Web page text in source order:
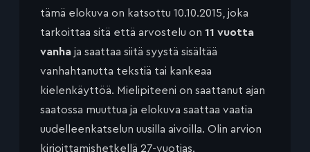
tämä elokuva on katsottu 10.10.2015, joka
tarkoittaa sitä että arvostelu on 11 vuotta
vanha ja saattaa siitä syystä sisältää
vanhahtanutta tekstiä tai kankeaa
kielenkäyttöä. Mielipiteeni on saattanut ajan
saatossa muuttua ja elokuva saattaa vaatia
uudelleenkatselun uusilla aivoilla. Olin arvion
kirjoittamishetkellä 27-vuotias.